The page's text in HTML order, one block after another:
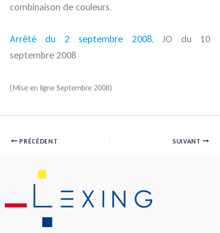
combinaison de couleurs.
Arrêté du 2 septembre 2008, JO du 10
septembre 2008
(Mise en ligne Septembre 2008)
PRÉCÉDENT SUIVANT